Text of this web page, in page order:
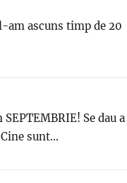
am ascuns timp de 20
Se dau a
sunt...